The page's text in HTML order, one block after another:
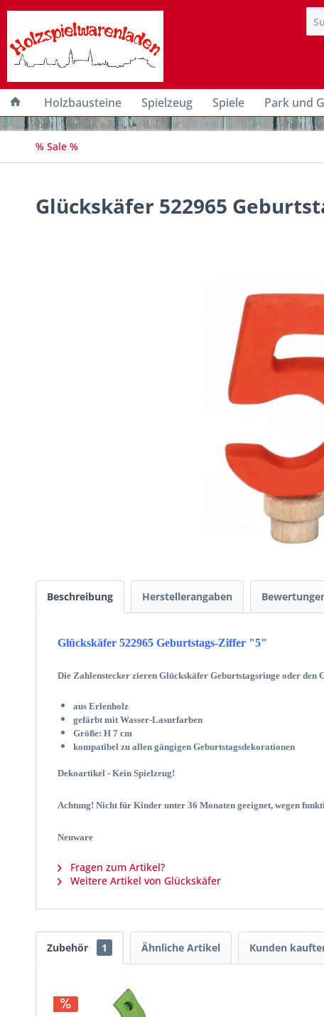
Holzbausteine Spielzeug Spiele Park und
% Sale %
Glückskäfer 522965
Beschreibung Herstellerangaben
Glückskäfer 522965 Geburtstags-Ziffer "5"
Die Zahlenstecker zieren Glückskäfer Geburtstagsringe oder den
aus Erlenholz
gefärbt mit Wasser-Lasurfarben
Größe: H 7 cm
kompatibel zu allen gängigen Geburtstagsdekorationen
Dekoartikel - Kein Spielzeug!
Achtung! Nicht für Kinder unter 36 Monaten geeignet, wegen
Neuware
Fragen zum Artikel?
Weitere Artikel von Glückskäfer
Zubehör 1 Ähnliche Artikel Kunden